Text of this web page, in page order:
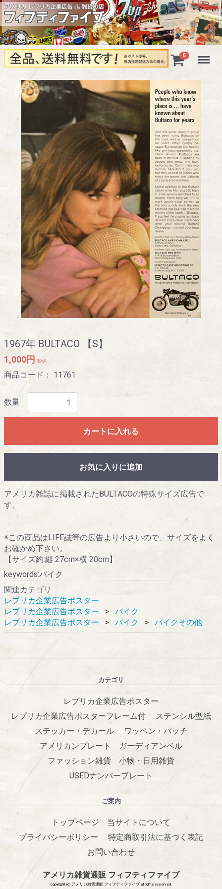
0 Menu
1967年 BULTACO 【S】
1,000円 税込
商品コード： 11761
数量
カートに入れる
お気に入りに追加
アメリカ雑誌に掲載されたBULTACOの特殊サイズ広告で
す。
※この商品はLIFE誌等の広告より小さいので、サイズをよく
お確かめ下さい。
【サイズ約:縦 27cm×横 20cm】
keywords:バイク
関連カテゴリ
レプリカ企業広告ポスター
レプリカ企業広告ポスター
バイク
レプリカ企業広告ポスター
バイク バイクその他
カテゴリ
レプリカ企業広告ポスター
レプリカ企業広告ポスターフレーム付
ステンシル型紙
ステッカー・デカール
ワッペン・パッチ
アメリカンプレート
ガーディアンベル
ファッション雑貨
小物・日用雑貨
USEDナンバープレート
ご案内
トップページ
当サイトについて
プライバシーポリシー
特定商取引法に基づく表記
お問い合わせ
アメリカ雑貨通販 フィフティファイブ
copyright (c) アメリカ雑貨通販 フィフティファイブ all rights reserved.